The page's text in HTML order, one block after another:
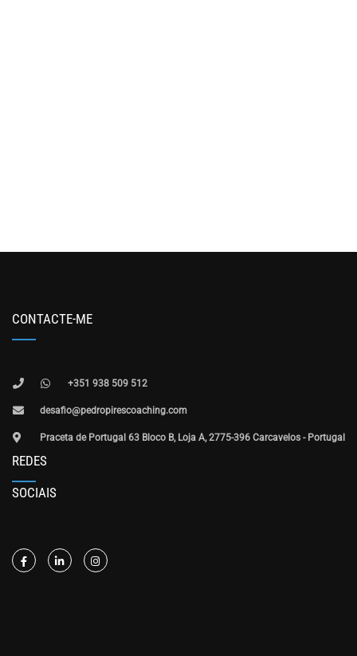
CONTACTE-ME
+351 938 509 512
desafio@pedropirescoaching.com
Praceta de Portugal 63 Bloco B, Loja A, 2775-396 Carcavelos - Portugal
REDES
SOCIAIS